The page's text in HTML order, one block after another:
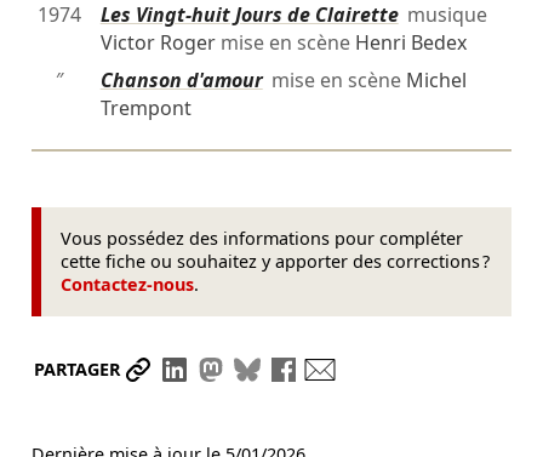
1974
Les Vingt-huit Jours de Clairettemusique
Victor Rogermise en scène Henri Bedex
″
Chanson d'amourmise en scène Michel
Trempont
Vous possédez des informations pour compléter
cette fiche ou souhaitez y apporter des corrections ?
Contactez-nous.
PARTAGER Partager le lien
Partager sur LinkedIn
Partager sur Mastodon
Partager sur Bluesky
Partager sur Facebook